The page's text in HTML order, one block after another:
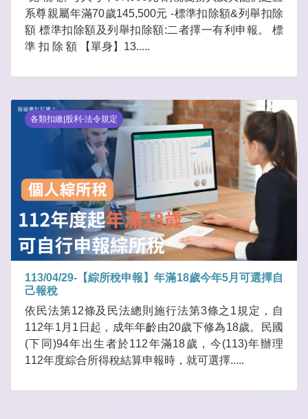
系尊親屬年滿70歲145,500元 -標準扣除額&列舉扣除
額 標準扣除額及列舉扣除額:二者擇一有利申報。 標
準 扣 除 額 【單身】13.....
各類扣繳|股利-法令規定
113/04/29-【綜所稅申報】年滿18歲今年5月可選擇自
己報稅
依民法第12條及民法總則施行法第3條之1規定，自
112年1月1日起，成年年齡由20歲下修為18歲。民國
(下同)94年出生者於112年滿18歲，今(113)年辦理
112年度綜合所得稅結算申報時，就可選擇.....